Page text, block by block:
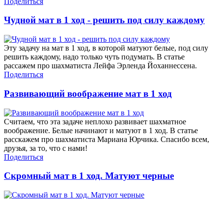
Чудной мат в 1 ход - решить под силу каждому
Эту задачу на мат в 1 ход, в которой матуют белые, под силу
решить каждому, надо только чуть подумать. В статье
рассажем про шахматиста Лейфа Эрленда Йоханнессена.
Поделиться
Развивающий воображение мат в 1 ход
Считаем, что эта задаче неплохо развивает шахматное
воображение. Белые начинают и матуют в 1 ход. В статье
расскажем про шахматиста Мариана Юрчика. Спасибо всем,
друзья, за то, что с нами!
Поделиться
Скромный мат в 1 ход. Матуют черные